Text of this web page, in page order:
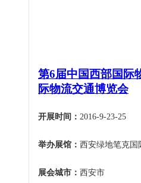
第6届中国西部国际
际物流交通博览会
开展时间： 2016-9-23-25
举办展馆： 西安绿地笔克国
展会城市： 西安市